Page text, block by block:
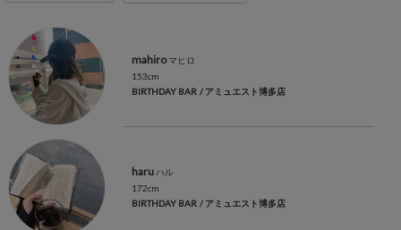
mahiro マヒロ
153cm
BIRTHDAY BAR / アミュエスト博多店
haru ハル
172cm
BIRTHDAY BAR / アミュエスト博多店